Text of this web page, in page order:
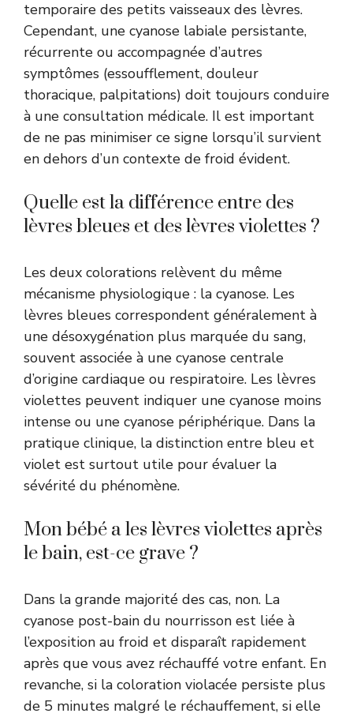
temporaire des petits vaisseaux des lèvres.
Cependant, une cyanose labiale persistante,
récurrente ou accompagnée d’autres
symptômes (essoufflement, douleur
thoracique, palpitations) doit toujours conduire
à une consultation médicale. Il est important
de ne pas minimiser ce signe lorsqu’il survient
en dehors d’un contexte de froid évident.
Quelle est la différence entre des
lèvres bleues et des lèvres violettes ?
Les deux colorations relèvent du même
mécanisme physiologique : la cyanose. Les
lèvres bleues correspondent généralement à
une désoxygénation plus marquée du sang,
souvent associée à une cyanose centrale
d’origine cardiaque ou respiratoire. Les lèvres
violettes peuvent indiquer une cyanose moins
intense ou une cyanose périphérique. Dans la
pratique clinique, la distinction entre bleu et
violet est surtout utile pour évaluer la
sévérité du phénomène.
Mon bébé a les lèvres violettes après
le bain, est-ce grave ?
Dans la grande majorité des cas, non. La
cyanose post-bain du nourrisson est liée à
l’exposition au froid et disparaît rapidement
après que vous avez réchauffé votre enfant. En
revanche, si la coloration violacée persiste plus
de 5 minutes malgré le réchauffement, si elle